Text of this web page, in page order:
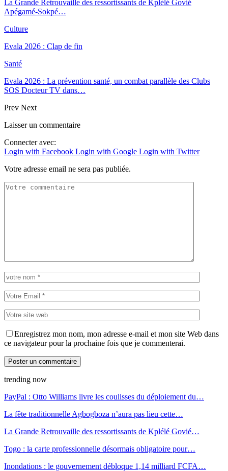
La Grande Retrouvaille des ressortissants de Kplélé Govié
Apégamé-Sokpé…
Culture
Evala 2026 : Clap de fin
Santé
Evala 2026 : La prévention santé, un combat parallèle des Clubs
SOS Docteur TV dans…
Prev Next
Laisser un commentaire
Connecter avec:
Login with Facebook Login with Google Login with Twitter
Votre adresse email ne sera pas publiée.
Enregistrez mon nom, mon adresse e-mail et mon site Web dans
ce navigateur pour la prochaine fois que je commenterai.
trending now
PayPal : Otto Williams livre les coulisses du déploiement du…
La fête traditionnelle Agbogboza n’aura pas lieu cette…
La Grande Retrouvaille des ressortissants de Kplélé Govié…
Togo : la carte professionnelle désormais obligatoire pour…
Inondations : le gouvernement débloque 1,14 milliard FCFA…